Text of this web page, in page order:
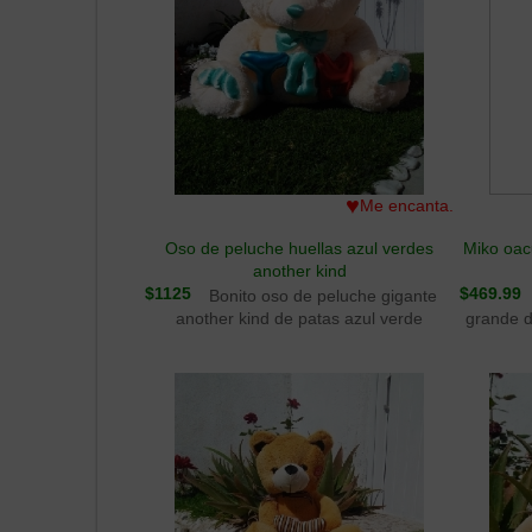
♥Me encanta.
Oso de peluche huellas azul verdes
another kind
$1125
Bonito oso de peluche gigante
another kind de patas azul verde
Miko
$469.99
grande